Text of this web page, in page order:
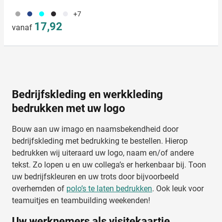
099 023 166 001 +7
vanaf 17,92
Bedrijfskleding en werkkleding
bedrukken met uw logo
Bouw aan uw imago en naamsbekendheid door
bedrijfskleding met bedrukking te bestellen. Hierop
bedrukken wij uiteraard uw logo, naam en/of andere
tekst. Zo lopen u en uw collega’s er herkenbaar bij. Toon
uw bedrijfskleuren en uw trots door bijvoorbeeld
overhemden of polo’s te laten bedrukken. Ook leuk voor
teamuitjes en teambuilding weekenden!